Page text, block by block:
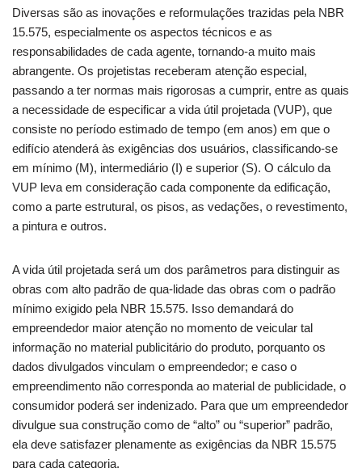
Diversas são as inovações e reformulações trazidas pela NBR
15.575, especialmente os aspectos técnicos e as
responsabilidades de cada agente, tornando-a muito mais
abrangente. Os projetistas receberam atenção especial,
passando a ter normas mais rigorosas a cumprir, entre as quais
a necessidade de especificar a vida útil projetada (VUP), que
consiste no período estimado de tempo (em anos) em que o
edifício atenderá às exigências dos usuários, classificando-se
em mínimo (M), intermediário (I) e superior (S). O cálculo da
VUP leva em consideração cada componente da edificação,
como a parte estrutural, os pisos, as vedações, o revestimento,
a pintura e outros.
A vida útil projetada será um dos parâmetros para distinguir as
obras com alto padrão de qua-lidade das obras com o padrão
mínimo exigido pela NBR 15.575. Isso demandará do
empreendedor maior atenção no momento de veicular tal
informação no material publicitário do produto, porquanto os
dados divulgados vinculam o empreendedor; e caso o
empreendimento não corresponda ao material de publicidade, o
consumidor poderá ser indenizado. Para que um empreendedor
divulgue sua construção como de “alto” ou “superior” padrão,
ela deve satisfazer plenamente as exigências da NBR 15.575
para cada categoria.